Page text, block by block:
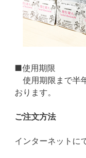
■使用期限
使用期限まで半
おります。
ご注文方法
インターネットに